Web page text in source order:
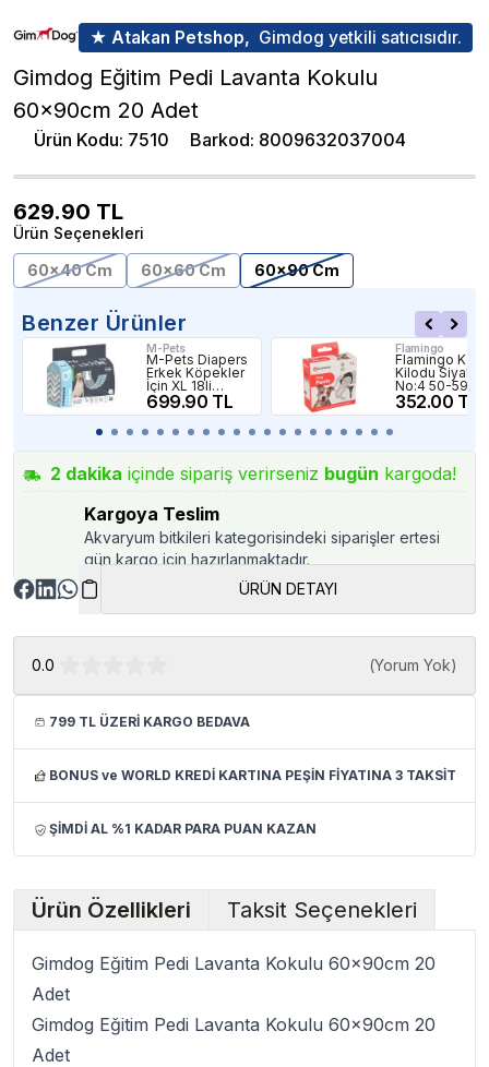
★ Atakan Petshop, Gimdog yetkili satıcısıdır.
Gimdog Eğitim Pedi Lavanta Kokulu
60x90cm 20 Adet
Ürün Kodu: 7510 Barkod: 8009632037004
629.90 TL
Ürün Seçenekleri
60x40 Cm
60x60 Cm 60x90 Cm
Benzer Ürünler
M-Pets
M-Pets Diapers
Erkek Köpekler
İçin XL 18li
Karbonlu Külot
699.90 TL
Flamingo
Flamingo
Kilodu Siyah
No:4 50-59cm
352.00 TL
2 dakika içinde sipariş verirseniz bugün kargoda!
Kargoya Teslim
Akvaryum bitkileri kategorisindeki siparişler ertesi
gün kargo için hazırlanmaktadır.
ÜRÜN DETAYI
0.0 (Yorum Yok)
799 TL ÜZERİ KARGO BEDAVA
BONUS ve WORLD KREDİ KARTINA PEŞİN FİYATINA 3 TAKSİT
ŞİMDİ AL %1 KADAR PARA PUAN KAZAN
Ürün Özellikleri Taksit Seçenekleri
Gimdog Eğitim Pedi Lavanta Kokulu 60x90cm 20
Adet
Gimdog Eğitim Pedi Lavanta Kokulu 60x90cm 20
Adet